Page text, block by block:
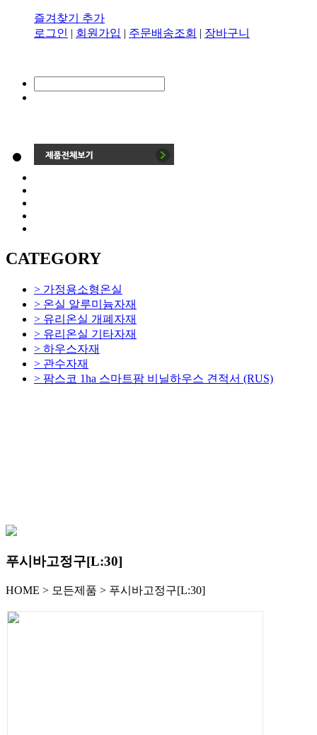
즐겨찾기 추가
로그인 | 회원가입 | 주문배송조회 | 장바구니
CATEGORY
> 가정용소형온실
> 온실 알루미늄자재
> 유리온실 개폐자재
> 유리온실 기타자재
> 하우스자재
> 관수자재
> 팜스코 1ha 스마트팜 비닐하우스 견적서 (RUS)
푸시바고정구[L:30]
HOME > 모든제품 > 푸시바고정구[L:30]